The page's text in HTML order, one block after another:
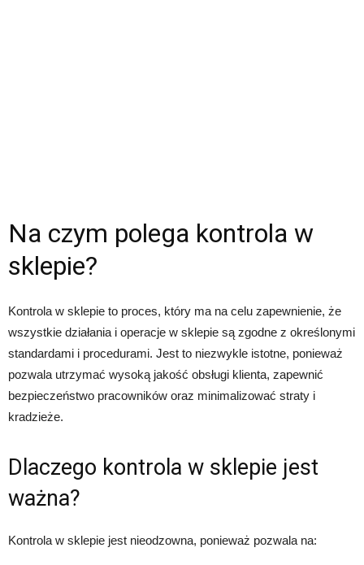
Na czym polega kontrola w
sklepie?
Kontrola w sklepie to proces, który ma na celu zapewnienie, że
wszystkie działania i operacje w sklepie są zgodne z określonymi
standardami i procedurami. Jest to niezwykle istotne, ponieważ
pozwala utrzymać wysoką jakość obsługi klienta, zapewnić
bezpieczeństwo pracowników oraz minimalizować straty i
kradzieże.
Dlaczego kontrola w sklepie jest
ważna?
Kontrola w sklepie jest nieodzowna, ponieważ pozwala na: